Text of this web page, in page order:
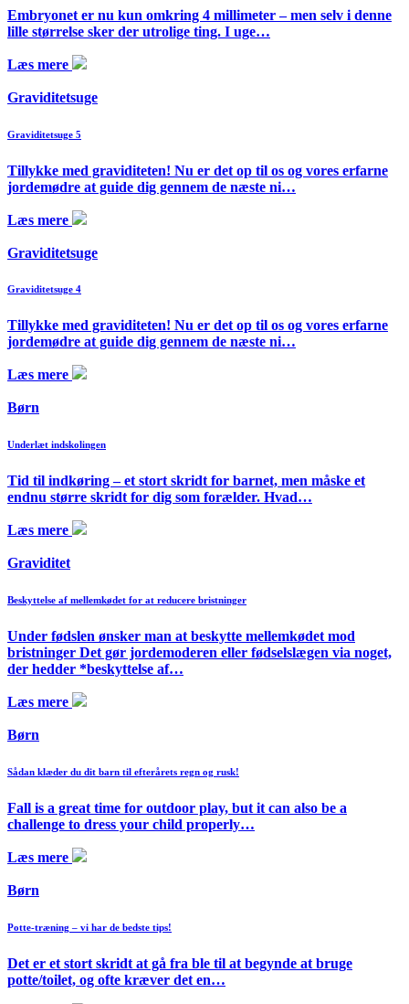
Embryonet er nu kun omkring 4 millimeter – men selv i denne
lille størrelse sker der utrolige ting. I uge…
Læs mere
Graviditetsuge
Graviditetsuge 5
Tillykke med graviditeten! Nu er det op til os og vores erfarne
jordemødre at guide dig gennem de næste ni…
Læs mere
Graviditetsuge
Graviditetsuge 4
Tillykke med graviditeten! Nu er det op til os og vores erfarne
jordemødre at guide dig gennem de næste ni…
Læs mere
Børn
Underlæt indskolingen
Tid til indkøring – et stort skridt for barnet, men måske et
endnu større skridt for dig som forælder. Hvad…
Læs mere
Graviditet
Beskyttelse af mellemkødet for at reducere bristninger
Under fødslen ønsker man at beskytte mellemkødet mod
bristninger Det gør jordemoderen eller fødselslægen via noget,
der hedder *beskyttelse af…
Læs mere
Børn
Sådan klæder du dit barn til efterårets regn og rusk!
Fall is a great time for outdoor play, but it can also be a
challenge to dress your child properly…
Læs mere
Børn
Potte-træning – vi har de bedste tips!
Det er et stort skridt at gå fra ble til at begynde at bruge
potte/toilet, og ofte kræver det en…